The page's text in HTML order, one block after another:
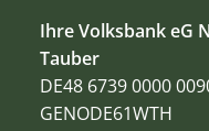
Ihre Volksbank eG
Tauber
DE48 6739 0000
GENODE61WTH